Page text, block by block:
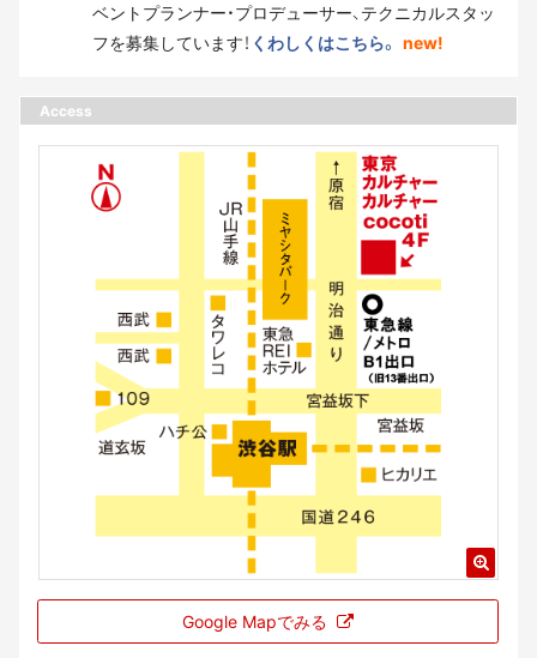
ベントプランナー・プロデューサー、テクニカルスタッ
フを募集しています！ くわしくはこちら。 new!
Access
Google Mapでみる